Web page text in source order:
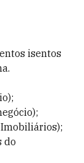
isentos
do